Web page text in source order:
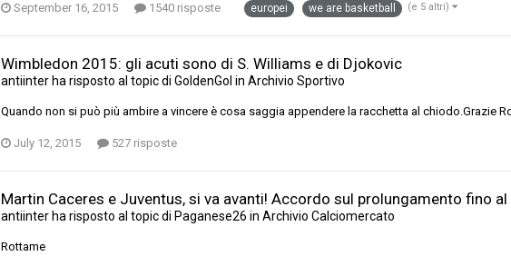
September 16, 2015 1540 risposte europei we are basketball (e 5 altri)
Wimbledon 2015: gli acuti sono di S. Williams e di Djokovic
antiinter ha risposto al topic di GoldenGol in Archivio Sportivo
Quando non si può più ambire a vincere è cosa saggia appendere la racchetta al chiodo.Grazie
July 12, 2015 527 risposte
Martin Caceres e Juventus, si va avanti! Accordo sul prolungamento fino
antiinter ha risposto al topic di Paganese26 in Archivio Calciomercato
Rottame